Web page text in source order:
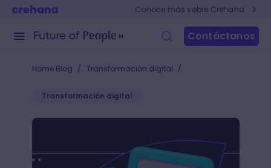
Conoce más sobre Crehana
Contáctanos
Home Blog / Transformación digital /
Transformación digital
¿Cómo restar en Excel? Descubre trucos y